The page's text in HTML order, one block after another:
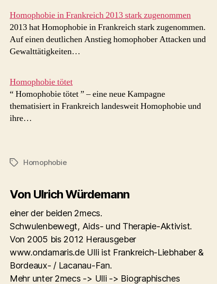
Homophobie in Frankreich 2013 stark zugenommen
2013 hat Homophobie in Frankreich stark zugenommen.
Auf einen deutlichen Anstieg homophober Attacken und
Gewalttätigkeiten…
Homophobie tötet
“ Homophobie tötet ” – eine neue Kampagne
thematisiert in Frankreich landesweit Homophobie und
ihre…
Schlagwörter
Homophobie
Von Ulrich Würdemann
einer der beiden 2mecs.
Schwulenbewegt, Aids- und Therapie-Aktivist.
Von 2005 bis 2012 Herausgeber
www.ondamaris.de Ulli ist Frankreich-Liebhaber &
Bordeaux- / Lacanau-Fan.
Mehr unter 2mecs -> Ulli -> Biographisches